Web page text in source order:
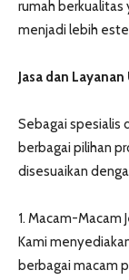
rumah berkualitas
menjadi lebih
Jasa dan
Sebagai spesialis
berbagai pilihan
disesuaikan
1. Macam-Macam
Kami
berbagai macam